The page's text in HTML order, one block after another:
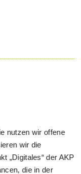
nutzen wir offene
wir die
„Digitales“ der AKP
die in der